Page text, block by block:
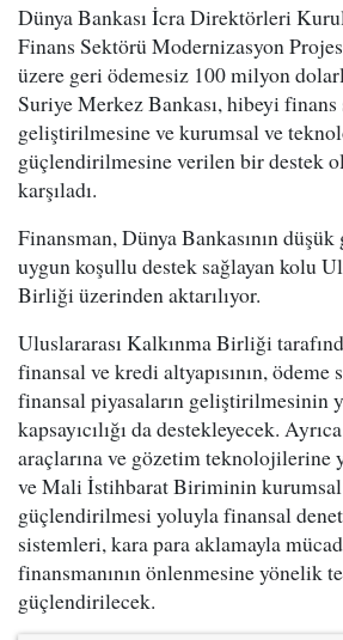
Dünya Bankası İcra Direktörleri
Finans Sektörü Modernizasyon
üzere geri ödemesiz 100 milyon
Suriye Merkez Bankası, hibeyi
geliştirilmesine ve kurumsal ve
güçlendirilmesine verilen bir destek
karşıladı.
Finansman, Dünya Bankasının
uygun koşullu destek sağlayan kolu
Birliği üzerinden aktarılıyor.
Uluslararası Kalkınma Birliği
finansal ve kredi altyapısının,
finansal piyasaların geliştirilmesinin
kapsayıcılığı da destekleyecek.
araçlarına ve gözetim teknolojilerine
ve Mali İstihbarat Biriminin
güçlendirilmesi yoluyla finansal
sistemleri, kara para aklamayla
finansmanının önlenmesine yönelik
güçlendirilecek.